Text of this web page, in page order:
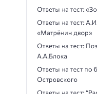
Ответы на тест:
Ответы на тест:
«Матрёнин двор»
Ответы на тест:
А.А.Блока
Ответы на тест по
Островского